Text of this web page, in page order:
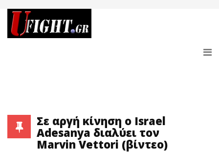
Σε αργή κίνηση o Israel
Adesanya διαλύει τον
Marvin Vettori (βίντεο)